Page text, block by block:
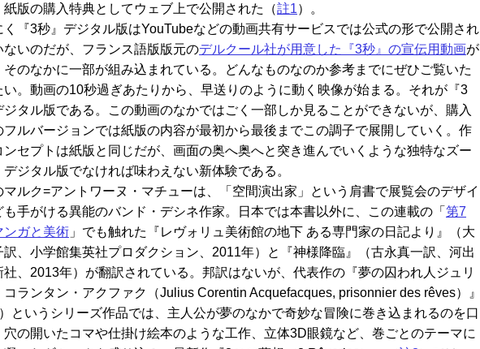
紙版の購入特典としてウェブ上で公開された（註1）。
く『3秒』デジタル版はYouTubeなどの動画共有サービスでは公式の形で公開され
ないのだが、フランス語版版元のデルクール社が用意した『3秒』の宣伝用動画が
そのなかに一部が組み込まれている。どんなものなのか参考までにぜひご覧いた
い。動画の10秒過ぎあたりから、早送りのように動く映像が始まる。それが『3
ジタル版である。この動画のなかではごく一部しか見ることができないが、購入
フルバージョンでは紙版の内容が最初から最後までこの調子で展開していく。作
ンセプトは紙版と同じだが、画面の奥へ奥へと突き進んでいくような独特なズー
デジタル版でなければ味わえない新体験である。
マルク=アントワーヌ・マチューは、「空間演出家」という肩書で展覧会のデザイ
も手がける異能のバンド・デシネ作家。日本では本書以外に、この連載の「 第7
ガと美術 」でも触れた『レヴォリュ美術館の地下 ある専門家の日記より』（大
訳、小学館集英社プロダクション、2011年）と『神様降臨』（古永真一訳、河出
社、2013年）が翻訳されている。邦訳はないが、代表作の『夢の囚われ人ジュリ
コランタン・アクファク（Julius Corentin Acquefacques, prisonnier des rêves）』
）というシリーズ作品では、主人公が夢のなかで奇妙な冒険に巻き込まれるのを口
穴の開いたコマや仕掛け絵本のような工作、立体3D眼鏡など、巻ごとのテーマに